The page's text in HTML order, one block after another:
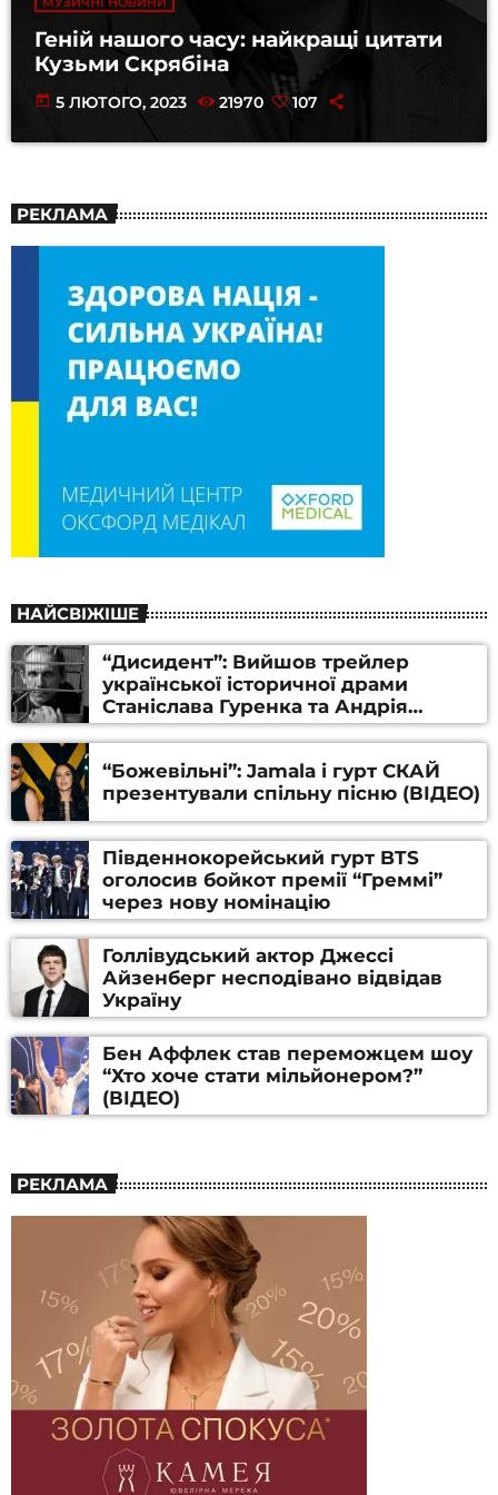
Геній нашого часу: найкращі цитати
Кузьми Скрябіна
today 5 ЛЮТОГО, 2023 21970 107
РЕКЛАМА
НАЙСВІЖІШЕ
“Дисидент”: Вийшов трейлер
української історичної драми
Станіслава Гуренка та Андрія
Алфьорова (ВІДЕО)
“Божевільні”: Jamala і гурт СКАЙ
презентували спільну пісню (ВІДЕО)
Південнокорейський гурт BTS
оголосив бойкот премії “Греммі”
через нову номінацію
Голлівудський актор Джессі
Айзенберг несподівано відвідав
Україну
Бен Аффлек став переможцем шоу
“Хто хоче стати мільйонером?”
(ВІДЕО)
РЕКЛАМА